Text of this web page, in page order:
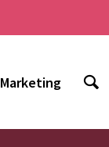
Marketing